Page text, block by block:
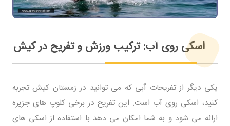
اسکی روی آب: ترکیب ورزش و تفریح در کیش
یکی دیگر از تفریحات آبی که می توانید در زمستان کیش تجربه
کنید، اسکی روی آب است. این تفریح در برخی کلوپ های جزیره
ارائه می شود و به شما امکان می دهد با استفاده از اسکی های